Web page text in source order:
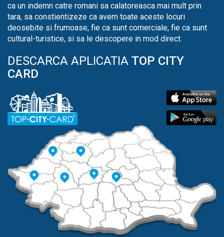
ca un indemn catre romani sa calatoreasca mai mult prin
tara, sa constientizeze ca avem toate aceste locuri
deosebite si frumoase, fie ca sunt comerciale, fie ca sunt
cultural-turistice, si sa le descopere in mod direct.
DESCARCA APLICATIA TOP CITY
CARD